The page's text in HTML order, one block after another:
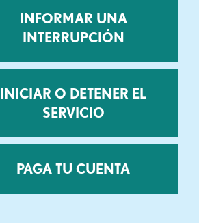
INFORMAR UNA
INTERRUPCIÓN
INICIAR O DETENER EL
SERVICIO
PAGA TU CUENTA